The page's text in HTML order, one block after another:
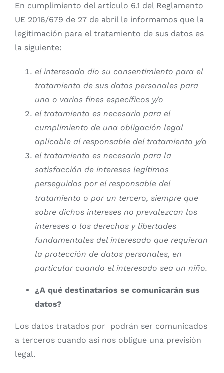
En cumplimiento del artículo 6.1 del Reglamento
UE 2016/679 de 27 de abril le informamos que la
legitimación para el tratamiento de sus datos es
la siguiente:
el interesado dio su consentimiento para el
tratamiento de sus datos personales para
uno o varios fines específicos y/o
el tratamiento es necesario para el
cumplimiento de una obligación legal
aplicable al responsable del tratamiento y/o
el tratamiento es necesario para la
satisfacción de intereses legítimos
perseguidos por el responsable del
tratamiento o por un tercero, siempre que
sobre dichos intereses no prevalezcan los
intereses o los derechos y libertades
fundamentales del interesado que requieran
la protección de datos personales, en
particular cuando el interesado sea un niño.
¿A qué destinatarios se comunicarán sus
datos?
Los datos tratados por
podrán ser comunicados
a terceros cuando así nos obligue una previsión
legal.